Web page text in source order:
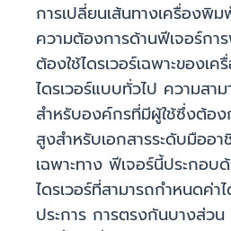
การเปลี่ยนเส้นทางเครื่องพิ
ความต้องการด้านฟีเจอร์กา
ต้องใช้ไดรเวอร์เฉพาะของเ
ไดรเวอร์แบบทั่วไป ความสา
สำหรับองค์กรที่มีผู้ใช้ซึ่งต้อ
สูงสำหรับเอกสารระดับมืออ
เฉพาะทาง ฟีเจอร์นี้ประกอ
ไดรเวอร์ที่สามารถกำหนดค่
ประการ การตรงกันบางส่ว